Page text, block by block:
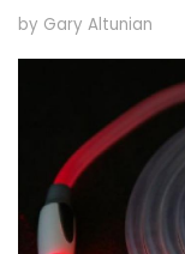
by Gary Altunian